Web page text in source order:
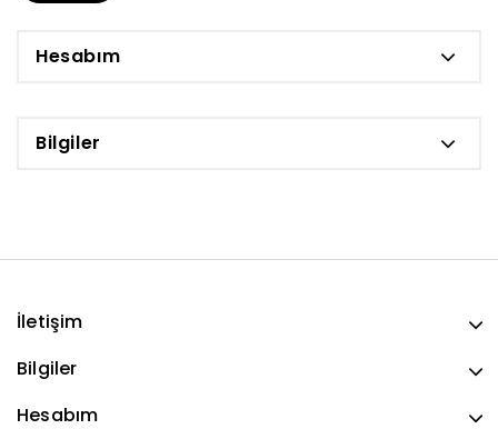
Hesabım
Bilgiler
İletişim
Bilgiler
Hesabım